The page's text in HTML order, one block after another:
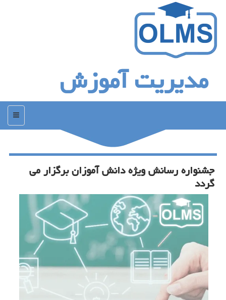
مدیریت آموزش
منو
جشنواره رسانش ویژه دانش آموزان برگزار می
گردد